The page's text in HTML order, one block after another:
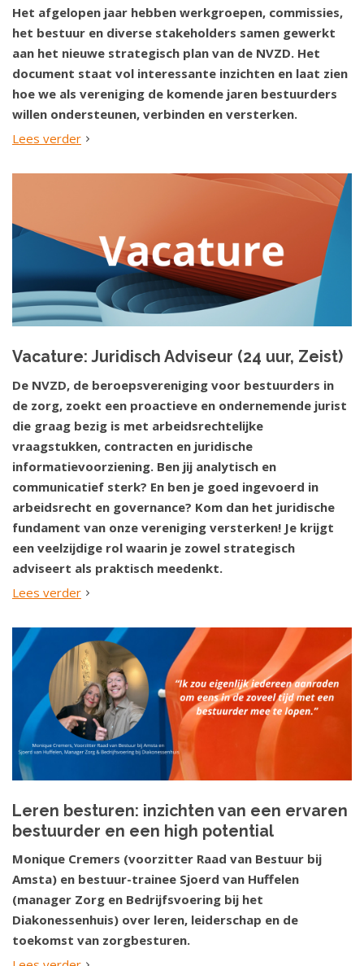
Het afgelopen jaar hebben werkgroepen, commissies,
het bestuur en diverse stakeholders samen gewerkt
aan het nieuwe strategisch plan van de NVZD. Het
document staat vol interessante inzichten en laat zien
hoe we als vereniging de komende jaren bestuurders
willen ondersteunen, verbinden en versterken.
Lees verder
Vacature: Juridisch Adviseur (24 uur, Zeist)
De NVZD, de beroepsvereniging voor bestuurders in
de zorg, zoekt een proactieve en ondernemende jurist
die graag bezig is met arbeidsrechtelijke
vraagstukken, contracten en juridische
informatievoorziening. Ben jij analytisch en
communicatief sterk? En ben je goed ingevoerd in
arbeidsrecht en governance? Kom dan het juridische
fundament van onze vereniging versterken! Je krijgt
een veelzijdige rol waarin je zowel strategisch
adviseert als praktisch meedenkt.
Lees verder
Leren besturen: inzichten van een ervaren
bestuurder en een high potential
Monique Cremers (voorzitter Raad van Bestuur bij
Amsta) en bestuur-trainee Sjoerd van Huffelen
(manager Zorg en Bedrijfsvoering bij het
Diakonessenhuis) over leren, leiderschap en de
toekomst van zorgbesturen.